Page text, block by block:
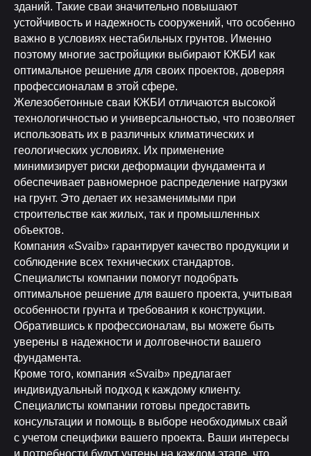
зданий. Такие сваи значительно повышают
устойчивость и надежность сооружений, что особенно
важно в условиях нестабильных грунтов. Именно
поэтому многие застройщики выбирают КЖБИ как
оптимальное решение для своих проектов, доверяя
профессионалам в этой сфере.
Железобетонные сваи КЖБИ отличаются высокой
технологичностью и универсальностью, что позволяет
использовать их в различных климатических и
геологических условиях. Их применение
минимизирует риски деформации фундамента и
обеспечивает равномерное распределение нагрузки
на грунт. Это делает их незаменимыми при
строительстве как жилых, так и промышленных
объектов.
Компания «Svaib» гарантирует качество продукции и
соблюдение всех технических стандартов.
Специалисты компании помогут подобрать
оптимальное решение для вашего проекта, учитывая
особенности грунта и требования к конструкции.
Обратившись к профессионалам, вы можете быть
уверены в надежности и долговечности вашего
фундамента.
Кроме того, компания «Svaib» предлагает
индивидуальный подход к каждому клиенту.
Специалисты компании готовы предоставить
консультации и помощь в выборе необходимых свай
с учетом специфики вашего проекта. Ваши интересы
и потребности будут учтены на каждом этапе, что